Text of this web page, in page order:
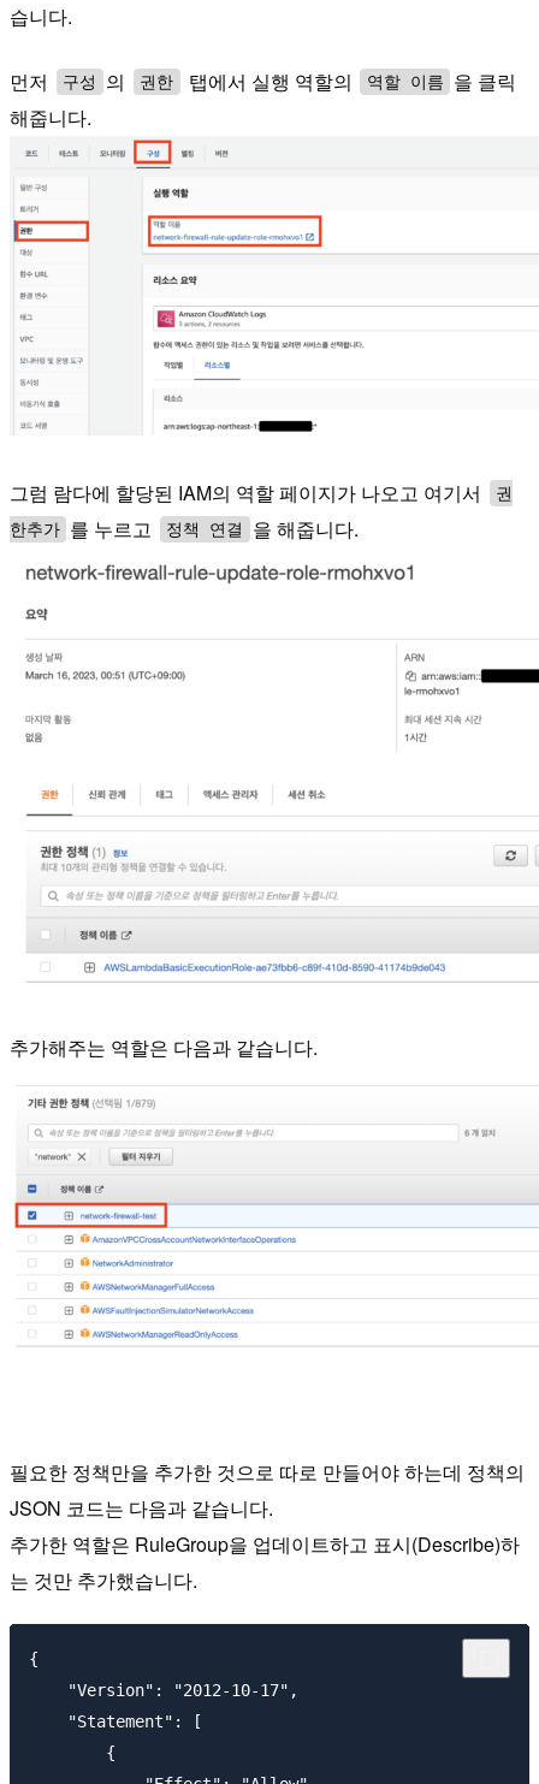
습니다.
먼저 구성 의 권한 탭에서 실행 역할의 역할 이름
을 클릭
해줍니다.
그럼 람다에 할당된 IAM의 역할 페이지가 나오고 여기서
권
한추가 를 누르고 정책 연결 을 해줍니다.
추가해주는 역할은 다음과 같습니다.
필요한 정책만을 추가한 것으로 따로 만들어야 하는데 정책의
JSON 코드는 다음과 같습니다.
추가한 역할은 RuleGroup을 업데이트하고 표시(Describe)하
는 것만 추가했습니다.
{
    "Version": "2012-10-17",
    "Statement": [
        {